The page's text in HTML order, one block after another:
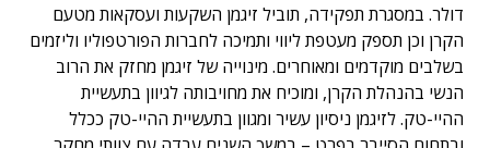
דולר. במסגרת תפקידה, תוביל זיגמן השקעות ועסקאות מטעם
הקרן וכן תספק מעטפת ליווי ותמיכה לחברות הפורטפוליו וליזמים
בשלבים מוקדמים ומאוחרים. מינוייה של זיגמן מחזק את הרוב
הנשי בהנהלת הקרן, ומוכיח את מחויבותה לגיוון בתעשיית
ההיי-טק.לזיגמן ניסיון עשיר ומגוון בתעשיית ההיי-טק ככלל